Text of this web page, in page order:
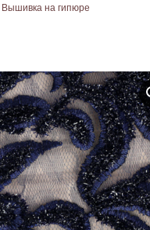
Вышивка на гипюре